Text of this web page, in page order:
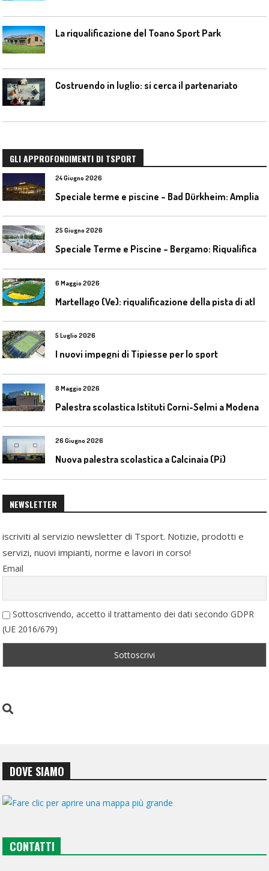
La riqualificazione del Toano Sport Park
Costruendo in luglio: si cerca il partenariato
GLI APPROFONDIMENTI DI TSPORT
24 Giugno 2026
25 Giugno 2026
6 Maggio 2026
5 Luglio 2026
I nuovi impegni di Tipiesse per lo sport
8 Maggio 2026
Palestra scolastica Istituti Corni-Selmi a Modena
26 Giugno 2026
Nuova palestra scolastica a Calcinaia (Pi)
NEWSLETTER
iscriviti al servizio newsletter di Tsport. Notizie, prodotti e
servizi, nuovi impianti, norme e lavori in corso!
Email
Sottoscrivendo, accetto il trattamento dei dati secondo GDPR
(UE 2016/679)
DOVE SIAMO
CONTATTI